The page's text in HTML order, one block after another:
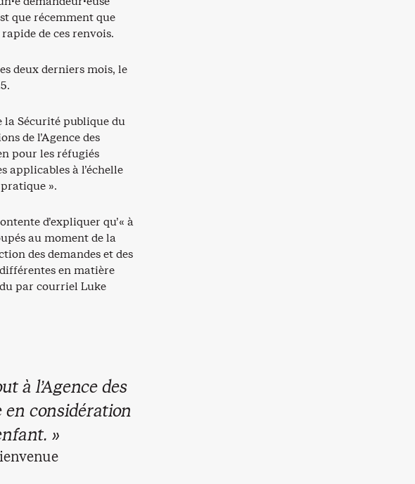
que récemment que
de ces renvois.
deux derniers mois, le
Sécurité publique du
de l’Agence des
pour les réfugiés
applicables à l’échelle
».
d’expliquer qu’« à
au moment de la
des demandes et des
en matière
par courriel Luke
à l’Agence des
considération
»